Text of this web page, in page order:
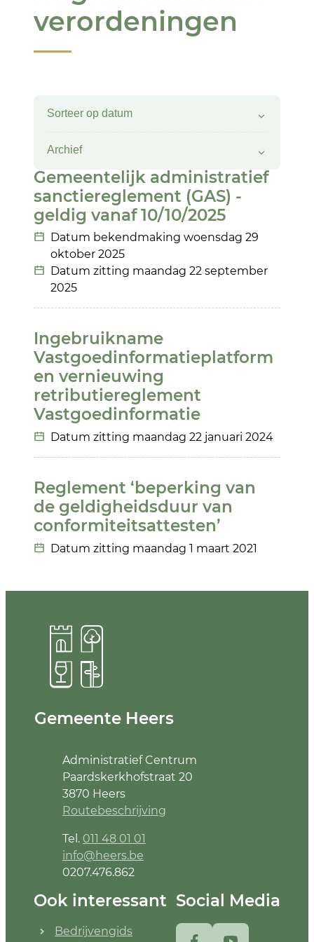
verordeningen
Verfijn of wijzig
Sorteer op datum
Archief
Overzicht
Gemeentelijk administratief
sanctiereglement (GAS) -
geldig vanaf 10/10/2025
Datum bekendmaking woensdag 29
oktober 2025
Datum zitting maandag 22 september
2025
Ingebruikname
Vastgoedinformatieplatform
en vernieuwing
retributiereglement
Vastgoedinformatie
Datum zitting maandag 22 januari 2024
Reglement ‘beperking van
de geldigheidsduur van
conformiteitsattesten’
Datum zitting maandag 1 maart 2021
Contact & openingsuren
Gemeente Heers
AdresAdministratief Centrum
Paardskerkhofstraat 20
,3870 Heers
Routebeschrijving
011 48 01 01
E-mailinfo@heers.be
Ondernemingsnummer
0207.476.862
Ook interessant
Bedrijvengids
Social Media